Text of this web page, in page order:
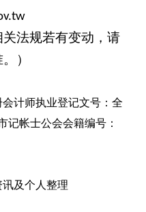
关法规若有变动，请
）
计师执业登记文号：全
记帐士公会会籍编号：
及个人整理